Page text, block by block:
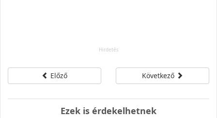
Előző Következő
Ezek is érdekelhetnek